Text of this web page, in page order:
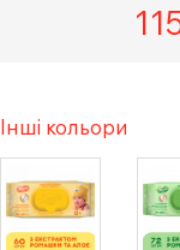
Інші кольори